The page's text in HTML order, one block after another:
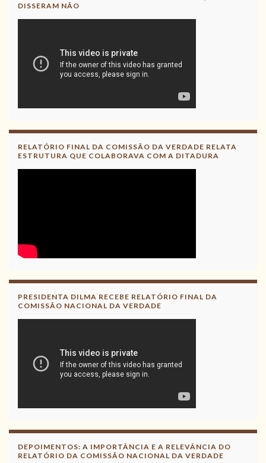
DISSERAM NÃO
RELATÓRIO FINAL DA COMISSÃO DA VERDADE RELATA
ESTRUTURA QUE COLABORAVA COM A DITADURA
PRESIDENTA DILMA RECEBE RELATÓRIO FINAL DA
COMISSÃO NACIONAL DA VERDADE
DEPOIMENTOS: A IMPORTÂNCIA E A RELEVÂNCIA DO
RELATÓRIO DA COMISSÃO NACIONAL DA VERDADE